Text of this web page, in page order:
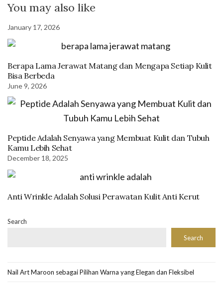
You may also like
January 17, 2026
Berapa Lama Jerawat Matang dan Mengapa Setiap Kulit
Bisa Berbeda
June 9, 2026
Peptide Adalah Senyawa yang Membuat Kulit dan Tubuh
Kamu Lebih Sehat
December 18, 2025
Anti Wrinkle Adalah Solusi Perawatan Kulit Anti Kerut
Search
Search
Nail Art Maroon sebagai Pilihan Warna yang Elegan dan Fleksibel